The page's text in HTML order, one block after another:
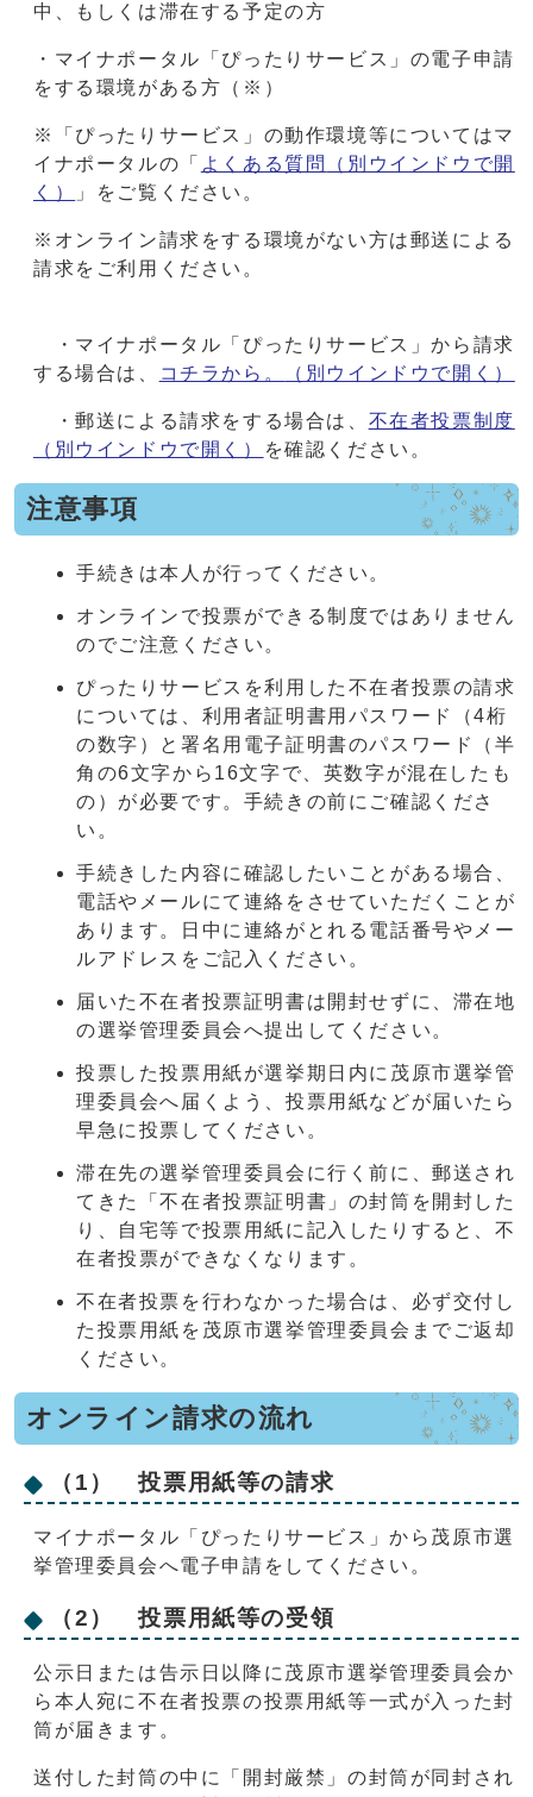
中、もしくは滞在する予定の方
・マイナポータル「ぴったりサービス」の電子申請
をする環境がある方（※）
※「ぴったりサービス」の動作環境等についてはマ
イナポータルの「 よくある質問
（別ウインドウで開
く）
」をご覧ください。
※オンライン請求をする環境がない方は郵送による
請求をご利用ください。
・マイナポータル「ぴったりサービス」から請求
する場合は、
コチラから。 （別ウインドウで開く）
・郵送による請求をする場合は、 不在者投票制度
（別ウインドウで開く）
を確認ください。
注意事項
手続きは本人が行ってください。
オンラインで投票ができる制度ではありません
のでご注意ください。
ぴったりサービスを利用した不在者投票の請求
については、利用者証明書用パスワード（4桁
の数字）と署名用電子証明書のパスワード（半
角の6文字から16文字で、英数字が混在したも
の）が必要です。手続きの前にご確認くださ
い。
手続きした内容に確認したいことがある場合、
電話やメールにて連絡をさせていただくことが
あります。日中に連絡がとれる電話番号やメー
ルアドレスをご記入ください。
届いた不在者投票証明書は開封せずに、滞在地
の選挙管理委員会へ提出してください。
投票した投票用紙が選挙期日内に茂原市選挙管
理委員会へ届くよう、投票用紙などが届いたら
早急に投票してください。
滞在先の選挙管理委員会に行く前に、郵送され
てきた「不在者投票証明書」の封筒を開封した
り、自宅等で投票用紙に記入したりすると、不
在者投票ができなくなります。
不在者投票を行わなかった場合は、必ず交付し
た投票用紙を茂原市選挙管理委員会までご返却
ください。
オンライン請求の流れ
（1） 投票用紙等の請求
マイナポータル「ぴったりサービス」から茂原市選
挙管理委員会へ電子申請をしてください。
（2） 投票用紙等の受領
公示日または告示日以降に茂原市選挙管理委員会か
ら本人宛に不在者投票の投票用紙等一式が入った封
筒が届きます。
送付した封筒の中に「開封厳禁」の封筒が同封され